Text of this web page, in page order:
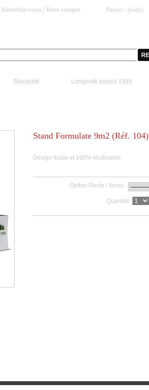
Panier : (vide)
Identifiez-vous | Votre compte
Réactivité Longévité depuis 1999
Stand Formulate 9m2 (Réf. 104)
Design fluide et 100% réutlisable
Option Recto / Verso :
Quantité :